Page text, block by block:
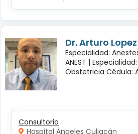
Dr. Arturo
Especialidad:
ANEST |
Obstetricia Cédula:
Consultorio
Hospital Ángeles Culiacán